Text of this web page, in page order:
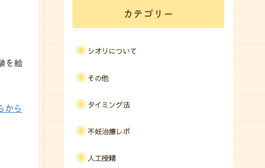
を絵
から
カテゴリー
シオリについて
その他
タイミング法
不妊治療レポ
人工授精